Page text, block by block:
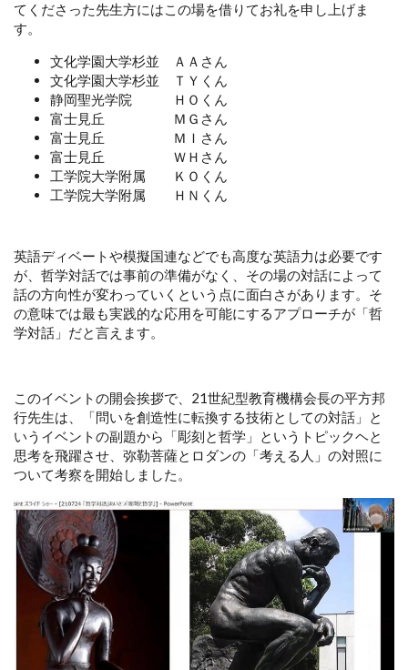
てくださった先生方にはこの場を借りてお礼を申し上げま
す。
文化学園大学杉並 ＡＡさん
文化学園大学杉並 ＴＹくん
静岡聖光学院 ＨＯくん
富士見丘 ＭＧさん
富士見丘 ＭＩさん
富士見丘 ＷＨさん
工学院大学附属 ＫＯくん
工学院大学附属 ＨＮくん
英語ディベートや模擬国連などでも高度な英語力は必要です
が、哲学対話では事前の準備がなく、その場の対話によって
話の方向性が変わっていくという点に面白さがあります。そ
の意味では最も実践的な応用を可能にするアプローチが「哲
学対話」だと言えます。
このイベントの開会挨拶で、21世紀型教育機構会長の平方邦
行先生は、「問いを創造性に転換する技術としての対話」と
いうイベントの副題から「彫刻と哲学」というトピックヘと
思考を飛躍させ、弥勒菩薩とロダンの「考える人」の対照に
ついて考察を開始しました。